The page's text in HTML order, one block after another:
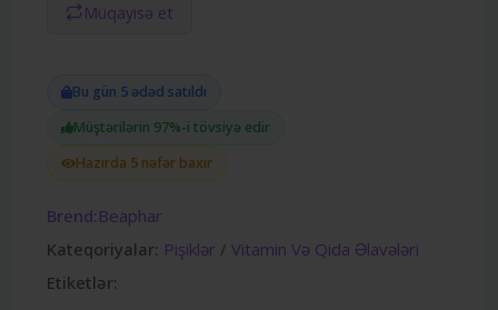
Müqayisə et
Bu gün 5 ədəd satıldı
Müştərilərin 97%-i tövsiyə edir
Hazırda 5 nəfər baxır
Brend: Beaphar
Kateqoriyalar: Pişiklər / Vitamin Və Qida Əlavələri
Etiketlər: